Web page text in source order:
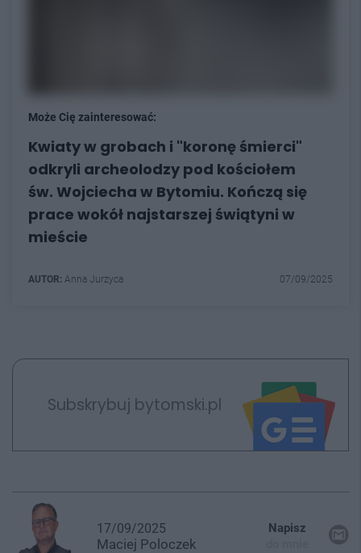
Może Cię zainteresować:
Kwiaty w grobach i "koronę śmierci"
odkryli archeolodzy pod kościołem
św. Wojciecha w Bytomiu. Kończą się
prace wokół najstarszej świątyni w
mieście
AUTOR: Anna Jurzyca 07/09/2025
Subskrybuj bytomski.pl
17/09/2025
Maciej Poloczek
Napisz